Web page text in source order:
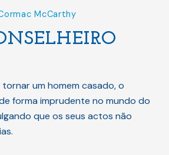
McCarthy
um homem casado, o
forma imprudente no mundo do
que os seus actos não